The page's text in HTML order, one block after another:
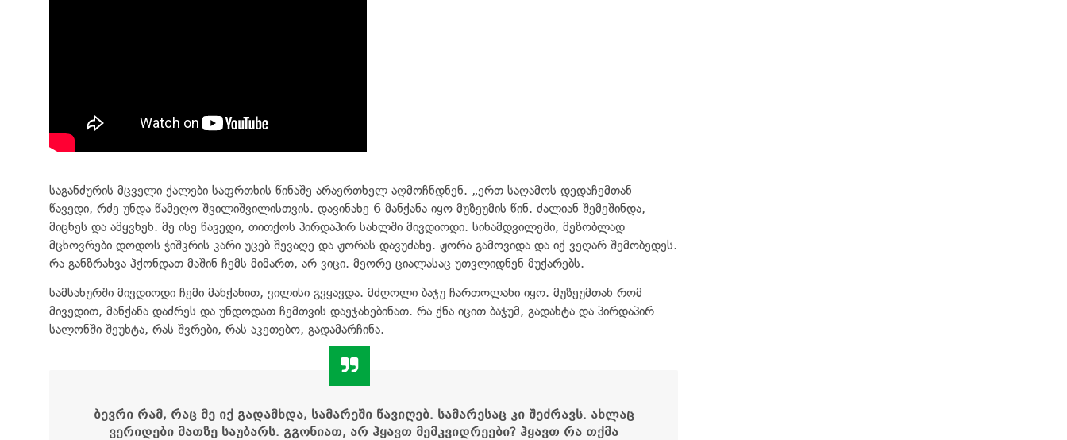
საგანძურის მცველი ქალები საფრთხის წინაშე არაერთხელ აღმოჩნდნენ. „ერთ საღამოს დედაჩემთან
წავედი, რძე უნდა წამეღო შვილიშვილისთვის. დავინახე 6 მანქანა იყო მუზეუმის წინ. ძალიან შემეშინდა,
მიცნეს და ამყვნენ. მე ისე წავედი, თითქოს პირდაპირ სახლში მივდიოდი. სინამდვილეში, მეზობლად
მცხოვრები დოდოს ჭიშკრის კარი უცებ შევაღე და ჟორას დავუძახე. ჟორა გამოვიდა და იქ ვეღარ შემობედეს.
რა განზრახვა ჰქონდათ მაშინ ჩემს მიმართ, არ ვიცი. მეორე ციალასაც უთვლიდნენ მუქარებს.
სამსახურში მივდიოდი ჩემი მანქანით, ვილისი გვყავდა. მძღოლი ბაჯუ ჩართოლანი იყო. მუზეუმთან რომ
მივედით, მანქანა დაძრეს და უნდოდათ ჩემთვის დაეჯახებინათ. რა ქნა იცით ბაჯუმ, გადახტა და პირდაპირ
სალონში შეუხტა, რას შვრები, რას აკეთებო, გადამარჩინა.
ბევრი რამ, რაც მე იქ გადამხდა, სამარეში წავიღებ. სამარესაც კი შეძრავს. ახლაც
ვერიდები მათზე საუბარს. გგონიათ, არ ჰყავთ მემკვიდრეები? ჰყავთ რა თქმა